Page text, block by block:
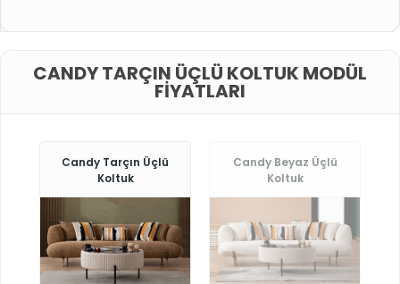
CANDY TARÇIN ÜÇLÜ KOLTUK MODÜL
FIYATLARI
Candy Tarçın Üçlü
Koltuk
Candy Beyaz Üçlü
Koltuk